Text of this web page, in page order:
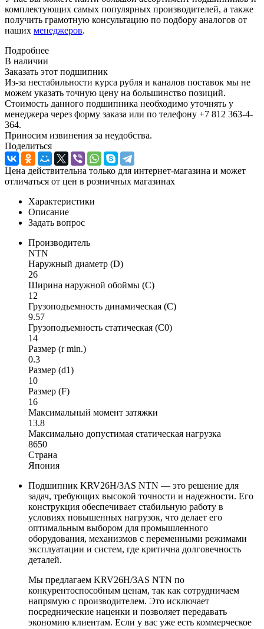
комплектующих самых популярных производителей, а также
получить грамотную консультацию по подбору аналогов от
наших менеджеров.
Подробнее
В наличии
Заказать этот подшипник
Из-за нестабильности курса рубля и каналов поставок мы не
можем указать точную цену на большинство позиций.
Стоимость данного подшипника необходимо уточнять у
менеджера через форму заказа или по телефону +7 812 363-4-
364.
Приносим извинения за неудобства.
Поделиться
Цена действительна только для интернет-магазина и может
отличаться от цен в розничных магазинах
Характеристики
Описание
Задать вопрос
Производитель
NTN
Наружный диаметр (D)
26
Ширина наружной обоймы (C)
12
Грузоподъемность динамическая (C)
9.57
Грузоподъемность статическая (C0)
14
Размер (r min.)
0.3
Размер (d1)
10
Размер (F)
16
Максимальный момент затяжки
13.8
Максимально допустимая статическая нагрузка
8650
Страна
Япония
Подшипник KRV26H/3AS NTN — это решение для
задач, требующих высокой точности и надежности. Его
конструкция обеспечивает стабильную работу в
условиях повышенных нагрузок, что делает его
оптимальным выбором для промышленного
оборудования, механизмов с переменными режимами
эксплуатации и систем, где критична долговечность
деталей.
Мы предлагаем KRV26H/3AS NTN по
конкурентоспособным ценам, так как сотрудничаем
напрямую с производителем. Это исключает
посреднические наценки и позволяет передавать
экономию клиентам. Если у вас уже есть коммерческое